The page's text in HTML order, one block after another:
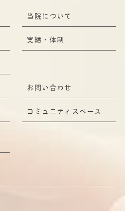
当院について
実績・体制
お問い合わせ
コミュニティスペース